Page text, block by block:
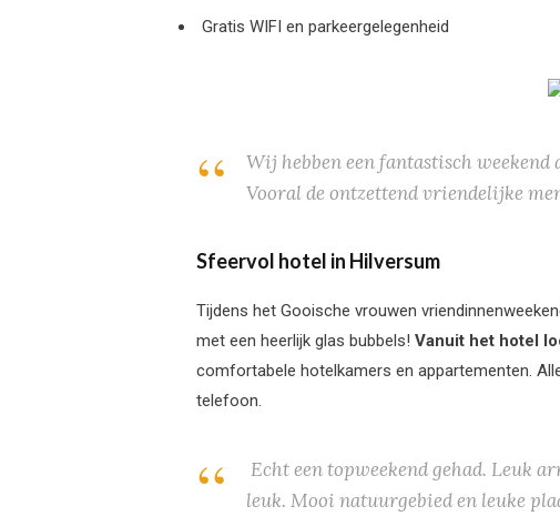
Gratis WIFI en parkeergelegenheid
Wij hebben een fantastisch
Vooral de ontzettend vriendelijke
Sfeervol hotel in Hilversum
Tijdens het Gooische vrouwen
met een heerlijk glas bubbels! Vanuit het hotel
comfortabele hotelkamers en appartementen.
telefoon.
Echt een topweekend gehad. Leuk
leuk. Mooi natuurgebied en leuke